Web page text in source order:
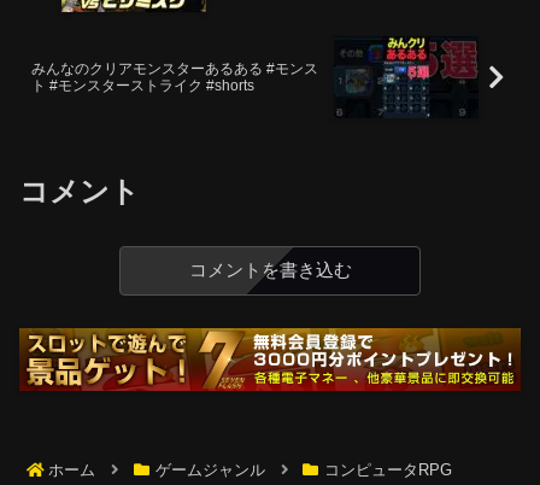
みんなのクリアモンスターあるある #モンス
ト #モンスターストライク #shorts
コメント
コメントを書き込む
ホーム ゲームジャンル コンピュータRPG